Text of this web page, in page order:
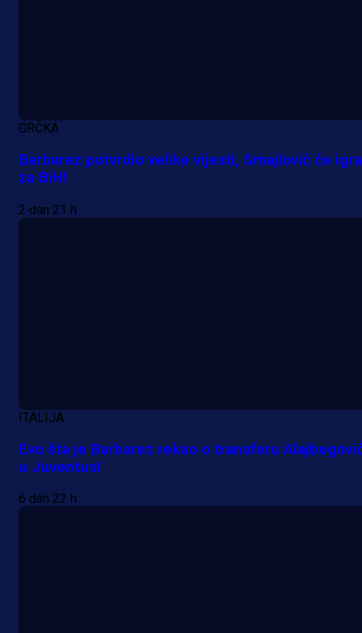
GRČKA
Barbarez potvrdio velike vijesti, Smajlović će
za BiH!
2 dan 21 h
ITALIJA
Evo šta je Barbarez rekao o transferu
u Juventus!
6 dan 22 h